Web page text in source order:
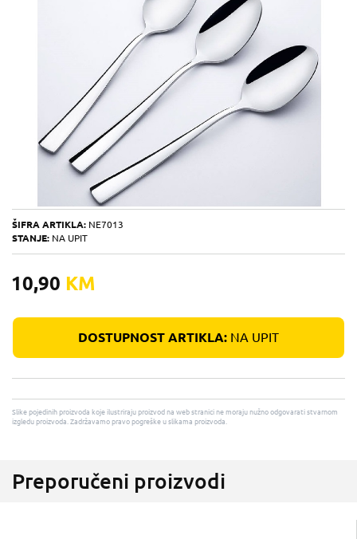
ŠIFRA ARTIKLA: NE7013
STANJE: NA UPIT
10,90 KM
DOSTUPNOST ARTIKLA: NA UPIT
Slike pojedinih proizvoda koje ilustriraju proizvod na web stranici ne moraju nužno odgovarati stvarnom
izgledu proizvoda. Zadržavamo pravo pogreške u slikama proizvoda.
Preporučeni proizvodi